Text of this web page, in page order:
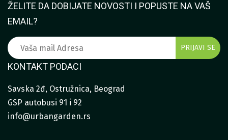
ŽELITE DA DOBIJATE NOVOSTI I POPUSTE NA VAŠ
EMAIL?
KONTAKT PODACI
Savska 2đ, Ostružnica, Beograd
GSP autobusi 91 i 92
info@urbangarden.rs